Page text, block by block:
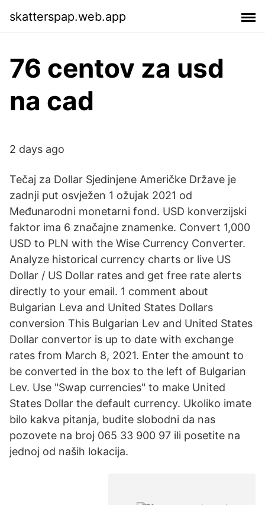
skatterspap.web.app
76 centov za usd
na cad
2 days ago
Tečaj za Dollar Sjedinjene Američke Države je
zadnji put osvježen 1 ožujak 2021 od
Međunarodni monetarni fond. USD konverzijski
faktor ima 6 značajne znamenke. Convert 1,000
USD to PLN with the Wise Currency Converter.
Analyze historical currency charts or live US
Dollar / US Dollar rates and get free rate alerts
directly to your email. 1 comment about
Bulgarian Leva and United States Dollars
conversion This Bulgarian Lev and United States
Dollar convertor is up to date with exchange
rates from March 8, 2021. Enter the amount to
be converted in the box to the left of Bulgarian
Lev. Use "Swap currencies" to make United
States Dollar the default currency. Ukoliko imate
bilo kakva pitanja, budite slobodni da nas
pozovete na broj 065 33 900 97 ili posetite na
jednoj od naših lokacija.